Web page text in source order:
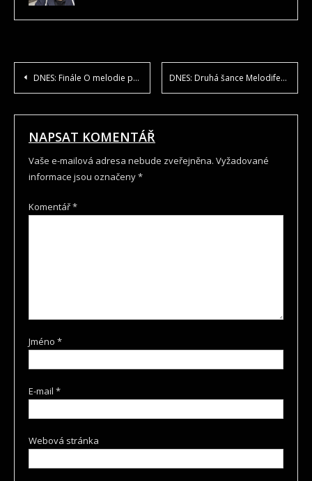
NAVIGACE
PRO
PŘÍSPĚVEK
DNES: Finále O melodie pentru Europa 2020 DNES: Druhá šance Melodifestivalen 2020
NAPSAT KOMENTÁŘ
Vaše e-mailová adresa nebude zveřejněna. Vyžadované
informace jsou označeny*
Komentář*
Jméno *
E-mail *
Webová stránka